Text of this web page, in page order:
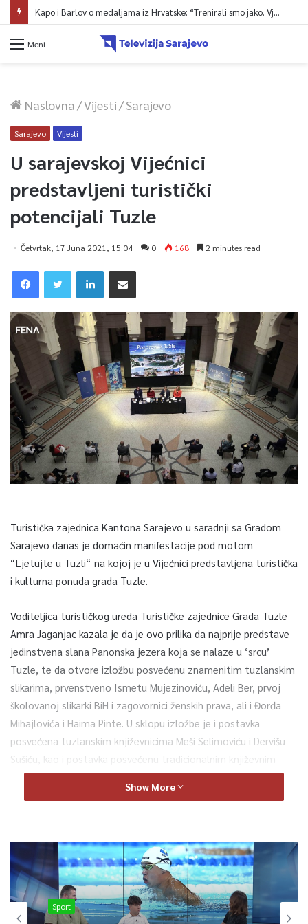
Ministarstvo saobraćaja KS: Završena revizija projekta, uskoro javna nabavka za obnovu mosta u ulici Ive Andrića
Meni
Naslovna/Vijesti/Sarajevo
Sarajevo Vijesti
U sarajevskoj Vijećnici
predstavljeni turistički
potencijali Tuzle
Četvrtak, 17 Juna 2021, 15:04 0 168 2 minutes read
Turistička zajednica Kantona Sarajevo u saradnji sa Gradom
Sarajevo danas je domaćin manifestacije pod motom
“Ljetujte u Tuzli“ na kojoj je u Vijećnici predstavljena turistička
i kulturna ponuda grada Tuzle.
Voditeljica turističkog ureda Turističke zajednice Grada Tuzle
Amra Jaganjac kazala je da je ovo prilika da najprije predstave
jedinstvena slana Panonska jezera koja se nalaze u ‘srcu’
Tuzle, te da otvore izložbu posvećenu znamenitim tuzlanskim
slikarima, prvenstveno Ismetu Mujezinoviću, Adeli Ber, prvoj
školovanoj slikarki BiH i zagovornici ženskih prava, ali i Đorđa
Mihajlovića i Haima Pinte. U sklopu izložbe je i postavka
posvećena tuzlanskim književnicima Meši Selimoviću i Dervišu
Sušiću, kao i postavka posvećenu tradicionalnim književnim
susretima u Tuzli.
turističkom destinacijiom u BiH ali i šire. U suradnji sa
Turističkom zajednicom KS nadamo se da je ovo početak priče
o razmjeni između gradova u BiH, budući da smo opredjeljenja
da samo kroz zajedničke projekte i nastup možemo u
najboljem svjetlu predstavljati BiH, a svaki od naših gradova
Show More
Sport